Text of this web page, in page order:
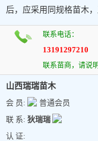
后，应采用同规格苗木
联系电话：
13191297210
联系苗商，请说
山西瑞瑞苗木
会 员:
普通会员
联 系: 狄瑞瑞
认 证: